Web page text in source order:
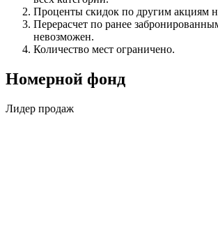
Проценты скидок по другим акциям
Перерасчет по ранее
невозможен.
Количество мест ограничено.
Номерной фонд
Лидер продаж